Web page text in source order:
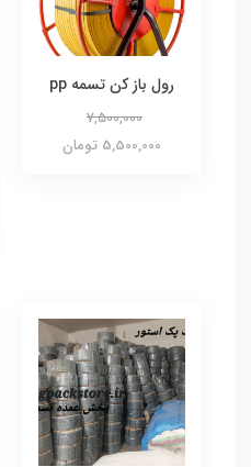
رول باز کن تسمه pp
7,500,000
5,500,000 تومان